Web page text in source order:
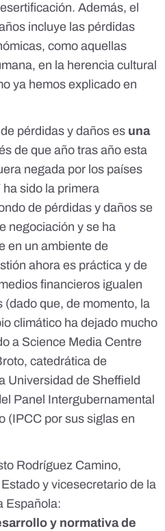
Además, el
incluye las pérdidas
como aquellas
en la herencia cultural
ya hemos explicado en
pérdidas y daños es una
de que año tras año esta
negada por los países
sido la primera
de pérdidas y daños se
negociación y se ha
en un ambiente de
ahora es práctica y de
financieros igualen
(dado que, de momento, la
climático ha dejado mucho
a Science Media Centre
catedrática de
Universidad de Sheffield
Panel Intergubernamental
(IPCC por sus siglas en
Rodríguez Camino,
y vicesecretario de la
Española:
y normativa de